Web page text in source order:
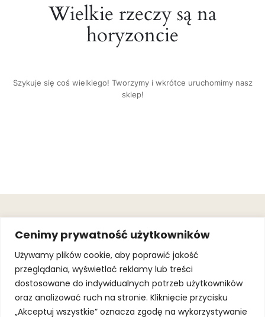
Cenimy prywatność użytkowników
Używamy plików cookie, aby poprawić jakość
przeglądania, wyświetlać reklamy lub treści
dostosowane do indywidualnych potrzeb użytkowników
oraz analizować ruch na stronie. Kliknięcie przycisku
„Akceptuj wszystkie” oznacza zgodę na wykorzystywanie
Wielkie rzeczy są na
horyzoncie
Szykuje się coś wielkiego! Tworzymy i wkrótce uruchomimy nasz
sklep!
+48 510 070
090
SOLEC 81B LOK.
A66,
WARSZAWA
JOIN OUR
MAILING
By subscribing,
you agree to
ourTerms of
UseandPrivacy
OBSŁUGA
KLIENTA
Gwarancja
.
.